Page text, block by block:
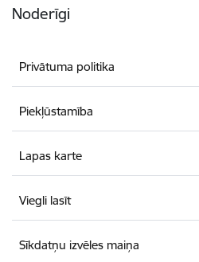
Noderīgi
Privātuma politika
Piekļūstamība
Lapas karte
Viegli lasīt
Sīkdatņu izvēles maiņa